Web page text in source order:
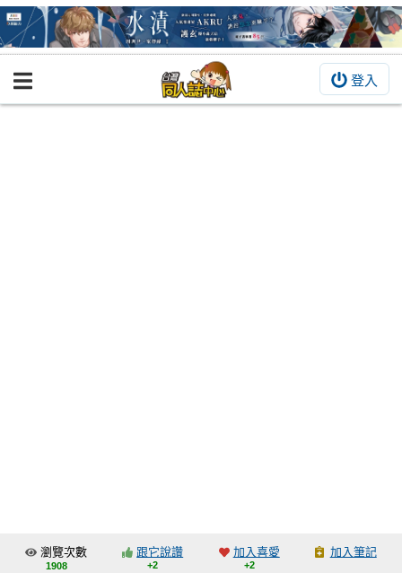
登入
BOOKY書集倉庫
交流中心
瀏覽次數
1908
跟它說讚
+2
加入喜愛
+2
加入筆記